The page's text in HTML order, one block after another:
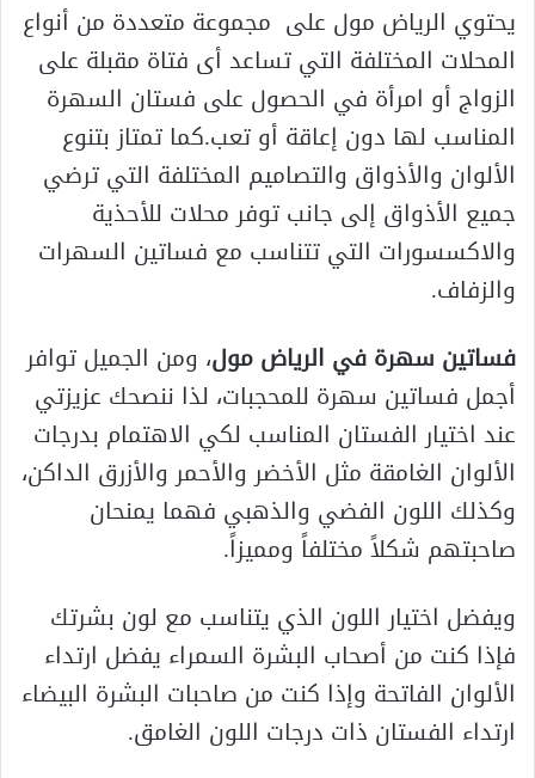
يحتوي الرياض مول على مجموعة متعددة من أنواع
المحلات المختلفة التي تساعد أى فتاة مقبلة على
الزواج أو امرأة في الحصول على فستان السهرة
المناسب لها دون إعاقة أو تعب.كما تمتاز بتنوع
الألوان والأذواق والتصاميم المختلفة التي ترضي
جميع الأذواق إلى جانب توفر محلات للأحذية
والاكسسورات التي تتناسب مع فساتين السهرات
والزفاف.
فساتين سهرة في الرياض مول، ومن الجميل توافر
أجمل فساتين سهرة للمحجبات، لذا ننصحك عزيزتي
عند اختيار الفستان المناسب لكي الاهتمام بدرجات
الألوان الغامقة مثل الأخضر والأحمر والأزرق الداكن،
وكذلك اللون الفضي والذهبي فهما يمنحان
صاحبتهم شكلاً مختلفاً ومميزاً.
ويفضل اختيار اللون الذي يتناسب مع لون بشرتك
فإذا كنت من أصحاب البشرة السمراء يفضل ارتداء
الألوان الفاتحة وإذا كنت من صاحبات البشرة البيضاء
ارتداء الفستان ذات درجات اللون الغامق.